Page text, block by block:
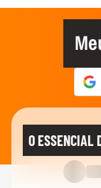
O ESSENCIAL